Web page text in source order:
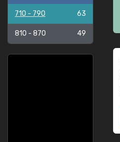
710 - 790 63
810 - 870 49